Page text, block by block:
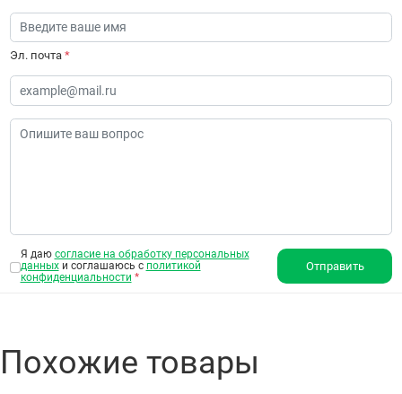
Эл. почта *
Я даю согласие на обработку персональных
данныхи соглашаюсь с политикой
конфиденциальности *
Отправить
Похожие товары